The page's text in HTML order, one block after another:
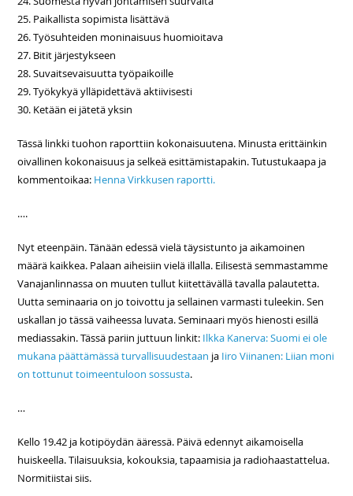
25. Paikallista sopimista lisättävä
26. Työsuhteiden moninaisuus huomioitava
27. Bitit järjestykseen
28. Suvaitsevaisuutta työpaikoille
29. Työkykyä ylläpidettävä aktiivisesti
30. Ketään ei jätetä yksin
Tässä linkki tuohon raporttiin kokonaisuutena. Minusta erittäinkin
oivallinen kokonaisuus ja selkeä esittämistapakin. Tutustukaapa ja
kommentoikaa: Henna Virkkusen raportti.
….
Nyt eteenpäin. Tänään edessä vielä täysistunto ja aikamoinen
määrä kaikkea. Palaan aiheisiin vielä illalla. Eilisestä semmastamme
Vanajanlinnassa on muuten tullut kiitettävällä tavalla palautetta.
Uutta seminaaria on jo toivottu ja sellainen varmasti tuleekin. Sen
uskallan jo tässä vaiheessa luvata. Seminaari myös hienosti esillä
mediassakin. Tässä pariin juttuun linkit: Ilkka Kanerva: Suomi ei ole
mukana päättämässä turvallisuudestaan ja Iiro Viinanen: Liian moni
on tottunut toimeentuloon sossusta.
…
Kello 19.42 ja kotipöydän ääressä. Päivä edennyt aikamoisella
huiskeella. Tilaisuuksia, kokouksia, tapaamisia ja radiohaastattelua.
Normitiistai siis.